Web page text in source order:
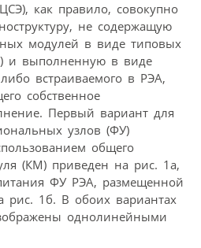
как правило, совокупно
не содержащую
модулей в виде типовых
и выполненную в виде
встраиваемого в РЭА,
собственное
Первый вариант для
узлов (ФУ)
общего
(КМ) приведен на рис. 1а,
ФУ РЭА, размещенной
1б. В обоих вариантах
однолинейными